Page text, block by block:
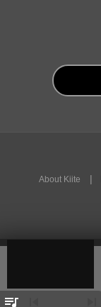
About Kiite
queue_music